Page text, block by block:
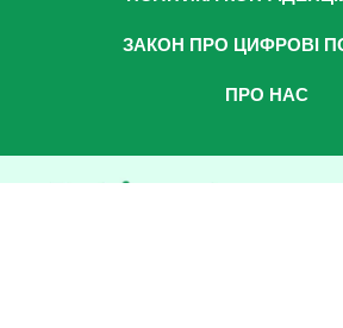
ЗАКОН ПРО ЦИФРОВІ
ПРО НАС